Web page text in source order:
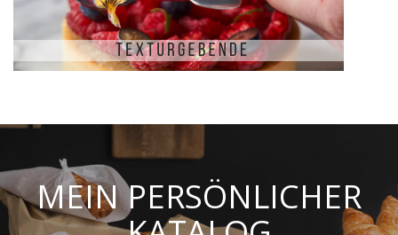
MEIN PERSÖNLICHER